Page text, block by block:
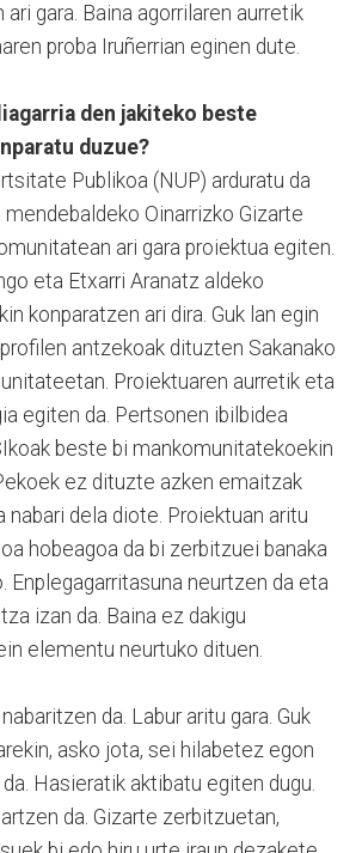
gara. Baina agorrilaren aurretik
proba Iruñerrian eginen dute.
den jakiteko beste
duzue?
Publikoa (NUP) arduratu da
mendebaldeko Oinarrizko Gizarte
ari gara proiektua egiten.
eta Etxarri Aranatz aldeko
konparatzen ari dira. Guk lan egin
antzekoak dituzten Sakanako
Proiektuaren aurretik eta
egiten da. Pertsonen ibilbidea
beste bi mankomunitatekoekin
ez dituzte azken emaitzak
nabari dela diote. Proiektuan aritu
hobeagoa da bi zerbitzuei banaka
Enplegagarritasuna neurtzen da eta
izan da. Baina ez dakigu
elementu neurtuko dituen.
da. Labur aritu gara. Guk
asko jota, sei hilabetez egon
da. Hasieratik aktibatu egiten dugu.
da. Gizarte zerbitzuetan,